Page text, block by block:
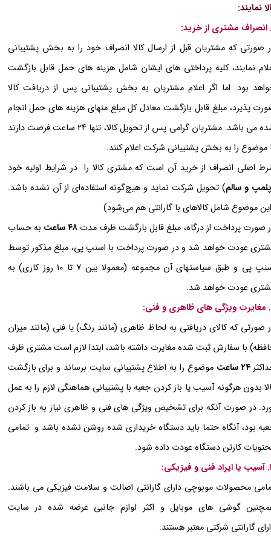
نمایند:
صورتی که مشتریان قبل از ارسال کالا انصراف خود را به بخش پشتیبانی
نمایند، کلیه پرداختی های ایشان شامل هزینه های حمل قابل بازگشت
بود. اما اگر اعلام مشتریان به بخش پشتیبانی پس از دریافت کالا
پذیرد، مبلغ قابل بازگشت معادل کل مبلغ منهای هزینه های حمل انجام
شده می باشد. مشتریان گرامی پس از تحویل کالا، تنها ۲۴ ساعت فرصت دارند
موضوع را به بخش پشتیبانی شرکت اعلام کنند.
اصلی انصراف از خرید آن است که مشتری کالا را در شرایط اولیه خود
و سالم) تحویل شرکت نماید و هیچ‌گونه استفاده‌ای از آن نشده باشد.
موضوع شامل کالاهای با گارانتی هم می‌­شود)
صورت پرداخت از درگاه، مبلغ قابل بازگشت ظرف مدت ۴۸ ساعت
به حساب
عودت خواهد شد و در صورت پرداخت با اسنپ پی، مبلغ مذکور توسط
اسنپ پی و طبق سیاستهای آن مجموعه (معمولا بین 7 تا 10 روز کاری) به
عودت خواهد شد.
صورتی که کالای دریافتی به لحاظ ظاهری (مانند رنگ) یا فنی (مانند میزان
با سفارش ثبت شده مغایرت داشته باشد، ابتدا لازم است مشتری ظرف
۲۴ ساعت
موضوع را به اطلاع پشتیبانی سایت برساند و برای بازگشت
بدون هرگونه آسیب یا باز کردن جعبه با پشتیبانی هماهنگی لازم را به عمل
در صورت آنکه برای تشخیص ویژگی های فنی و ظاهری نیاز به باز کردن
بود، آنگاه حتما باید دستگاه خریداری شده روشن نشده باشد و تمامی
کارتن دستگاه عودت داده شود.
محصولات موبوچی دارای گارانتی اصالت و سلامت فیزیکی می باشند.
گوشی های موبایل و اکثر لوازم جانبی عرضه شده در سایت
گارانتی شرکتی معتبر هستند.